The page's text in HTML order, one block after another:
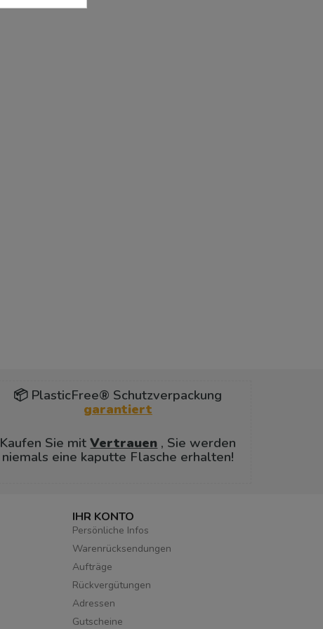
📦 PlasticFree® Schutzverpackung
garantiert
Kaufen Sie mitVertrauen , Sie werden
niemals eine kaputte Flasche erhalten!
IHR KONTO
Persönliche Infos
Warenrücksendungen
Aufträge
Rückvergütungen
Adressen
Gutscheine